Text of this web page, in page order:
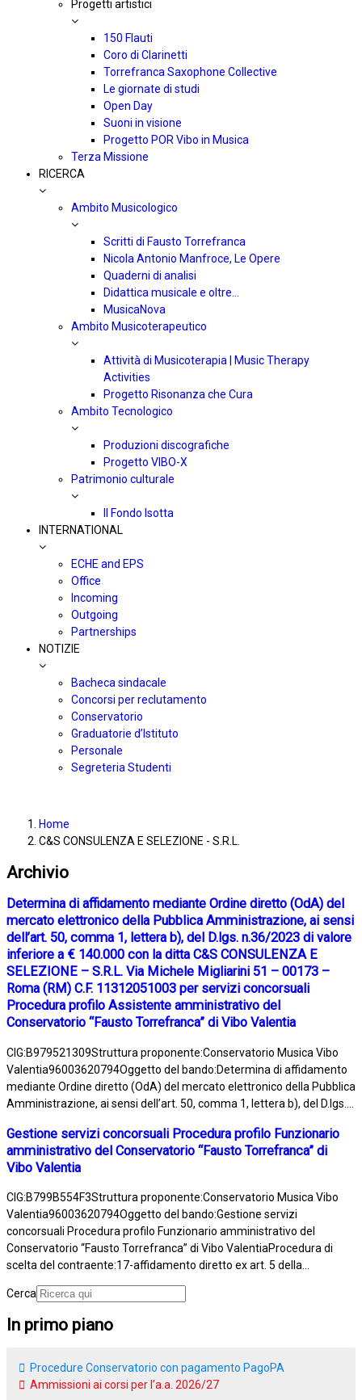
Progetti artistici
150 Flauti
Coro di Clarinetti
Torrefranca Saxophone Collective
Le giornate di studi
Open Day
Suoni in visione
Progetto POR Vibo in Musica
Terza Missione
RICERCA
Ambito Musicologico
Scritti di Fausto Torrefranca
Nicola Antonio Manfroce, Le Opere
Quaderni di analisi
Didattica musicale e oltre…
MusicaNova
Ambito Musicoterapeutico
Attività di Musicoterapia | Music Therapy
Activities
Progetto Risonanza che Cura
Ambito Tecnologico
Produzioni discografiche
Progetto VIBO-X
Patrimonio culturale
Il Fondo Isotta
INTERNATIONAL
ECHE and EPS
Office
Incoming
Outgoing
Partnerships
NOTIZIE
Bacheca sindacale
Concorsi per reclutamento
Conservatorio
Graduatorie d’Istituto
Personale
Segreteria Studenti
Home
C&S CONSULENZA E SELEZIONE - S.R.L.
Archivio
Determina di affidamento mediante Ordine diretto (OdA) del
mercato elettronico della Pubblica Amministrazione, ai sensi
dell’art. 50, comma 1, lettera b), del D.lgs. n.36/2023 di valore
inferiore a € 140.000 con la ditta C&S CONSULENZA E
SELEZIONE – S.R.L. Via Michele Migliarini 51 – 00173 –
Roma (RM) C.F. 11312051003 per servizi concorsuali
Procedura profilo Assistente amministrativo del
Conservatorio “Fausto Torrefranca” di Vibo Valentia
CIG:B979521309Struttura proponente:Conservatorio Musica Vibo
Valentia96003620794Oggetto del bando:Determina di affidamento
mediante Ordine diretto (OdA) del mercato elettronico della Pubblica
Amministrazione, ai sensi dell’art. 50, comma 1, lettera b), del D.lgs....
Gestione servizi concorsuali Procedura profilo Funzionario
amministrativo del Conservatorio “Fausto Torrefranca” di
Vibo Valentia
CIG:B799B554F3Struttura proponente:Conservatorio Musica Vibo
Valentia96003620794Oggetto del bando:Gestione servizi
concorsuali Procedura profilo Funzionario amministrativo del
Conservatorio “Fausto Torrefranca” di Vibo ValentiaProcedura di
scelta del contraente:17-affidamento diretto ex art. 5 della...
Cerca
In primo piano
Procedure Conservatorio con pagamento PagoPA
Ammissioni ai corsi per l’a.a. 2026/27